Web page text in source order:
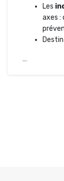
Les
axes :
…